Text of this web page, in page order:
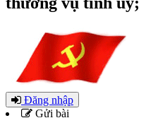
Đăng nhập
Gửi bài